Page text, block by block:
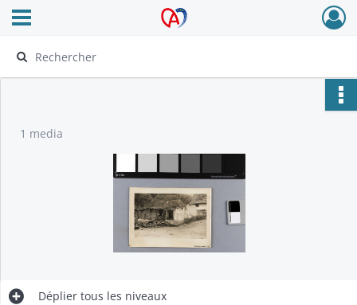
Archives Alsace - Colmar
Ouvrir le menu déroulant
1 media
Déplier tous les niveaux